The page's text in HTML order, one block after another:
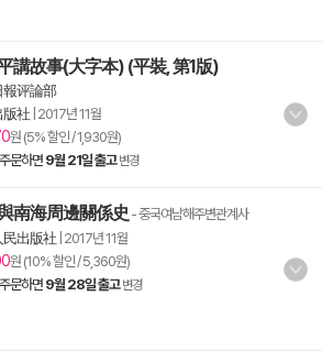
講故事(大字本) (平裝, 第1版)
報评論部
版社 2017년 11월
원 (5% 할인 / 1,930원)
문하면 9월 21일 출고 변경
南海周邊關係史 - 중국여남해주변관계사
民出版社 2017년 11월
원 (10% 할인 / 5,360원)
문하면 9월 28일 출고 변경